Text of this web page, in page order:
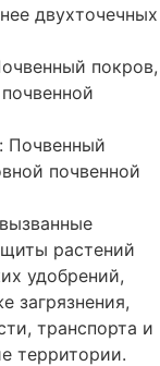
двухточечных
покров,
Почвенный
почвенной
растений
удобрений,
загрязнения,
транспорта и
территории.